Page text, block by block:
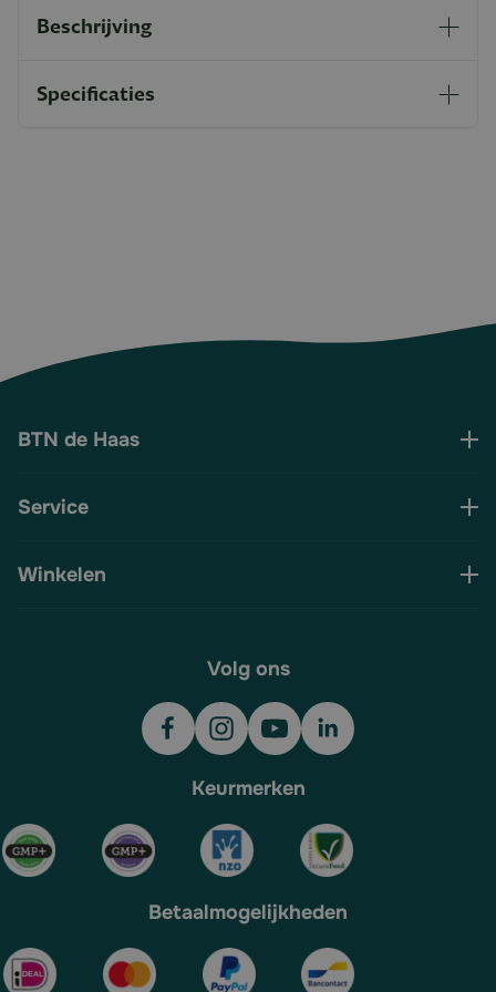
Beschrijving
Specificaties
BTN de Haas
Service
Winkelen
Volg ons
Keurmerken
Betaalmogelijkheden